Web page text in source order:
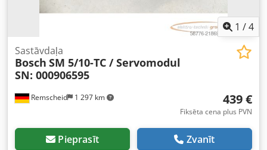
1 /4
Remscheid 1 297 km
Sastāvdaļa
Bosch SM 5/10-TC / Servomodul
SN: 000906595
439 €
Fiksēta cena plus PVN
Pieprasīt Zvanīt